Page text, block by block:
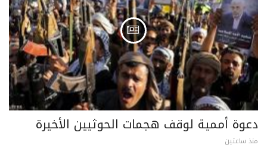
دعوة أممية لوقف هجمات الحوثيين الأخيرة
منذ ساعتين